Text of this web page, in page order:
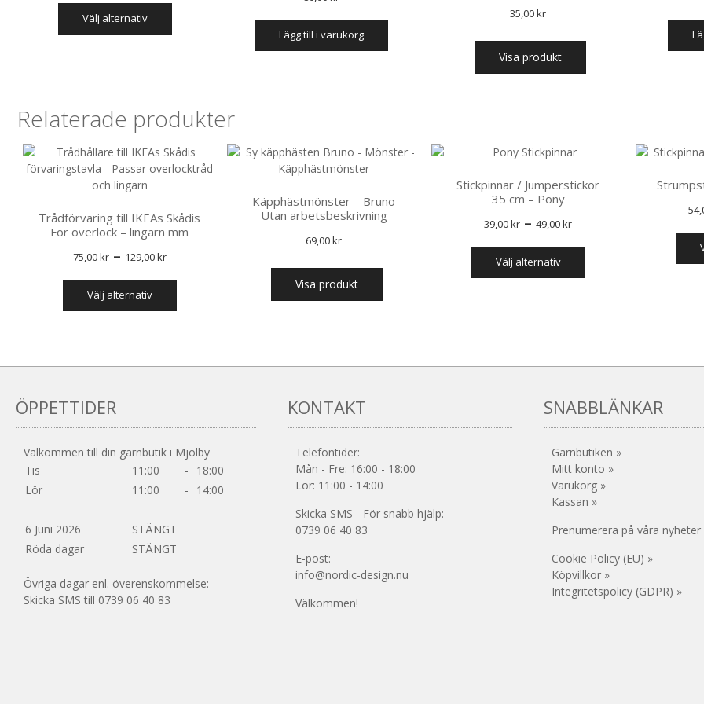
välj alternativ
Den
produkten
olika
kan
väljas
lägg till i varukorg
35,00kr
Visa produkt
Relaterade produkter
Trådförvaring till IKEAs Skådis
För overlock – lingarn mm
75,00kr – 129,00krPrisintervall:
75,00 kr
välj alternativ
Den
produkten
varianter.
kan
väljas
på
produktsidan
Käpphästmönster – Bruno
Utan arbetsbeskrivning
69,00kr
Visa produkt
Stickpinnar / Jumperstickor
35 cm – Pony
39,00kr – 49,00krPrisintervall:
39,00 kr
välj alternativ
Den
produkten
olika
väljas
på
produktsidan
ÖPPETTIDER
Välkommen till din garnbutik i Mjölby
Tis
11:00 -
18:00
Lör
11:00 - 14:00
6 Juni 2026
STÄNGT
Röda dagar
STÄNGT
Övriga dagar enl. överenskommelse:
Skicka SMS till 0739 06 40 83
KONTAKT
Telefontider:
Mån - Fre: 16:00 - 18:00
Lör: 11:00 - 14:00
Skicka SMS - För snabb hjälp:
0739 06 40 83
E-post:
info@nordic-design.nu
Välkommen!
SNABBLÄNKAR
Garnbutiken »
Mitt konto »
Varukorg »
Kassan »
Prenumerera på våra nyheter
Cookie Policy (EU) »
Köpvillkor »
Integritetspolicy (GDPR) »